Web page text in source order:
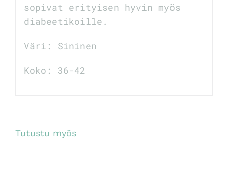
sopivat erityisen hyvin myös
diabeetikoille.
Väri: Sininen
Koko: 36-42
Tutustu myös